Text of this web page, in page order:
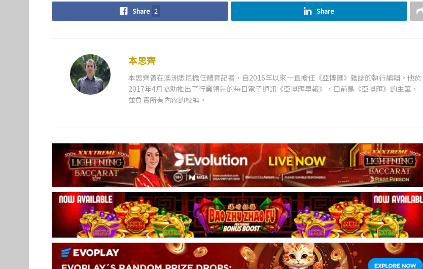
Share 2 Share
本思齊
本思齊曾在澳洲悉尼擔任體育記者，自2016年以來一直擔任《亞博匯》雜誌的執行編輯。他於
2017年4月協助推出了行業領先的每日電子通訊《亞博匯早報》，目前是《亞博匯》的主筆，
並負責所有內容的校編。